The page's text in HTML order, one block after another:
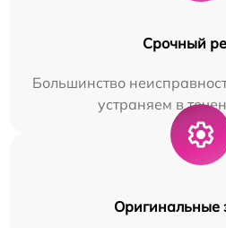
Срочный
Большинство
устраняем в
Оригинальные